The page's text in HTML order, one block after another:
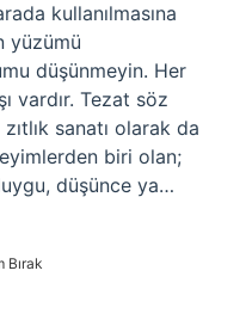
kullanılmasına
yüzümü
düşünmeyin. Her
vardır. Tezat söz
zıtlık sanatı olarak da
biri olan;
düşünce ya…
Bırak